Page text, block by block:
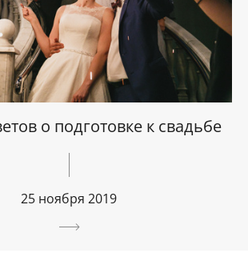
о подготовке к свадьбе
25 ноября 2019